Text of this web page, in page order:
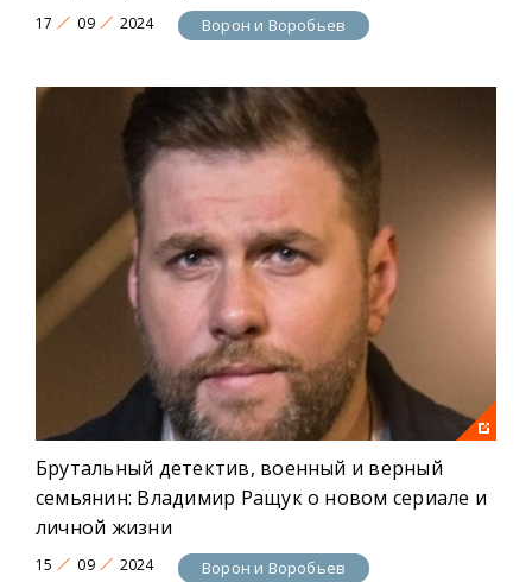
17 09 2024 Ворон и Воробьев
Брутальный детектив, военный и верный
семьянин: Владимир Ращук о новом сериале и
личной жизни
15 09 2024 Ворон и Воробьев